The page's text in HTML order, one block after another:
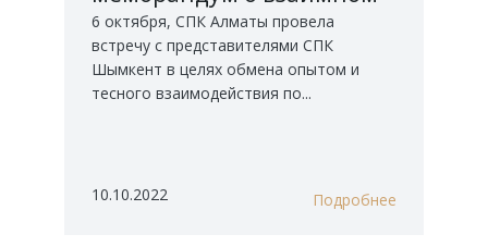
сотрудничестве
6 октября, СПК Алматы провела
встречу с представителями СПК
Шымкент в целях обмена опытом и
тесного взаимодействия по...
10.10.2022 Подробнее